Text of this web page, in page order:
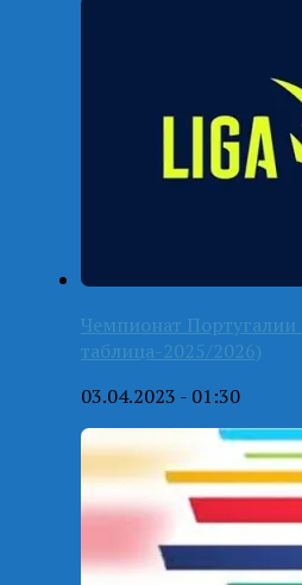
Чемпионат Португалии
таблица-2025/2026)
03.04.2023 - 01:30